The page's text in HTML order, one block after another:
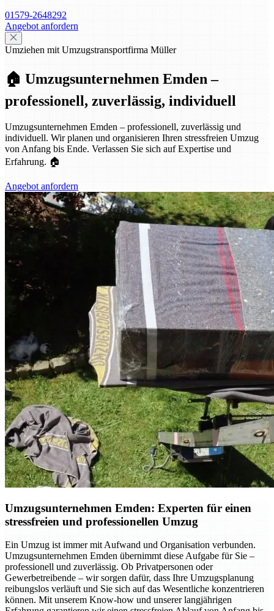
01579-2648292
Angebot anfordern
Umziehen mit Umzugstransportfirma Müller
🏠 Umzugsunternehmen Emden –
professionell, zuverlässig, individuell
Umzugsunternehmen Emden – professionell, zuverlässig und
individuell. Wir planen und organisieren Ihren stressfreien Umzug
von Anfang bis Ende. Verlassen Sie sich auf Expertise und
Erfahrung. 🏠
Angebot anfordern
Umzugsunternehmen Emden: Experten für einen
stressfreien und professionellen Umzug
Ein Umzug ist immer mit Aufwand und Organisation verbunden.
Umzugsunternehmen Emden übernimmt diese Aufgabe für Sie –
professionell und zuverlässig. Ob Privatpersonen oder
Gewerbetreibende – wir sorgen dafür, dass Ihre Umzugsplanung
reibungslos verläuft und Sie sich auf das Wesentliche konzentrieren
können. Mit unserem Know-how und unserer langjährigen